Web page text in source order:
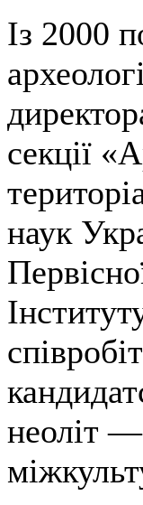
Із 2000
секції
наук
неоліт